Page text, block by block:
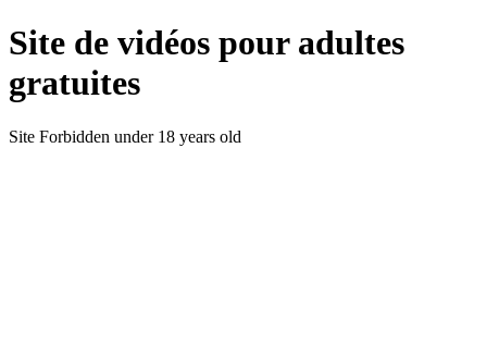
Site de vidéos pour adultes
gratuites
Site Forbidden under 18 years old